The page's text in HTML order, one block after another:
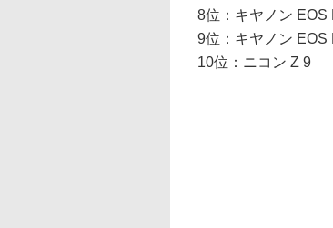
8位：キヤノン EOS
9位：キヤノン EOS
10位：ニコン Z 9